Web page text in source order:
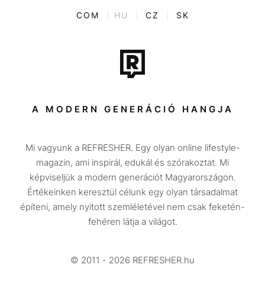
ENTR
Tech-Tudomány
Sport
Társadalom
Utazás
Életmód
Design
Beszélgetések
Videó
COM HU CZ SK
A MODERN GENERÁCIÓ HANGJA
Mi vagyunk a REFRESHER. Egy olyan online lifestyle-
magazin, ami inspirál, edukál és szórakoztat. Mi
képviseljük a modern generációt Magyarországon.
Értékeinken keresztül célunk egy olyan társadalmat
építeni, amely nyitott szemléletével nem csak feketén-
fehéren látja a világot.
© 2011 - 2026 REFRESHER.hu